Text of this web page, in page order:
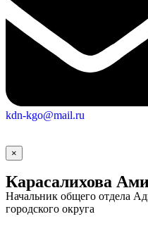
kdn-kgo@mail.ru
×
Карасалихова
Начальник общего отдела
городского округа